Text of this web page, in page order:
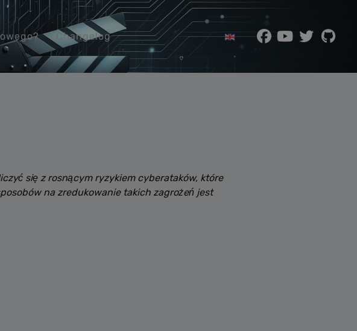
Changelog Wybierz swój język
się z rosnącym ryzykiem cyberataków, które
na zredukowanie takich zagrożeń jest